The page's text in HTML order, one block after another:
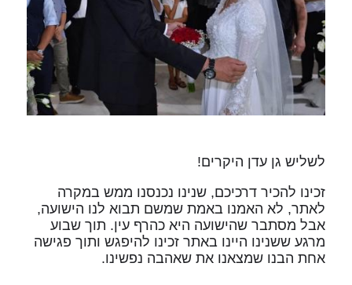
לשליש גן עדן היקרים!
זכינו להכיר דרכיכם, שנינו נכנסנו ממש במקרה
לאתר, לא האמנו באמת שמשם תבוא לנו הישועה,
אבל מסתבר שהישועה היא כהרף עין. תוך שבוע
מרגע ששנינו היינו באתר זכינו להיפגש ותוך פגישה
אחת הבנו שמצאנו את שאהבה נפשינו.